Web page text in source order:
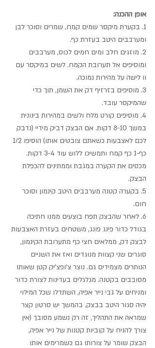
אופן ההכנה:
1. בקערת מיקסר שמים קמח, שמרים וסוכר לבן
ומערבבים היטב בעזרת כף.
2. מוזגים חלב ומים חמים לכוס, מערבבים
ומוסיפים אל תערובת הקמח. לשים במיקסר עם
וו לישה על מהירות נמוכה.
3. מוסיפים בזרזיף דק את השמן, תוך כדי
שהמיקסר עובד.
4. מוסיפים קורט מלח ולשים במהירות בינונית
במשך 8-10 דקות. אם הבצק דביק מידיי (נדבק
כף-1 כף קמח ותמשיכו ללוש עוד 3-4 דקות.
מכסים את הקערה במגבת וממתינים להכפלת
הבצק.
5. בקערה קטנה מערבבים היטב קינמון וסוכר
חום.
6. לאחר שהבצק תפח בוצעים ממנו חתיכה
בגודל כדור פינג פונג, משטחים בעזרת האצבעות
לבצק דק, ממלאים חצי כף מתערובת הקינמון,
סוגרים שני קצוות מנוגדים ואז את השניים
הנותרים מצמידים גם. נוצר צ'ופצ'יק קטן שאותו
מסובבים בקטנה. מגלגלים בעדינות לצורת כדור
ומניחים על גבי נייר אפיה, השתדלו שכל המילוי
יהיה סגור היטב בבצק. בהמשך יש סרטון קצר
שמראה את התהליך, זה רק נשמע מסובך (אין
צורך להניח על קוביות קטנות של נייר אפיה,
הבצק שומר על צורותו גם כשמרימים אותו